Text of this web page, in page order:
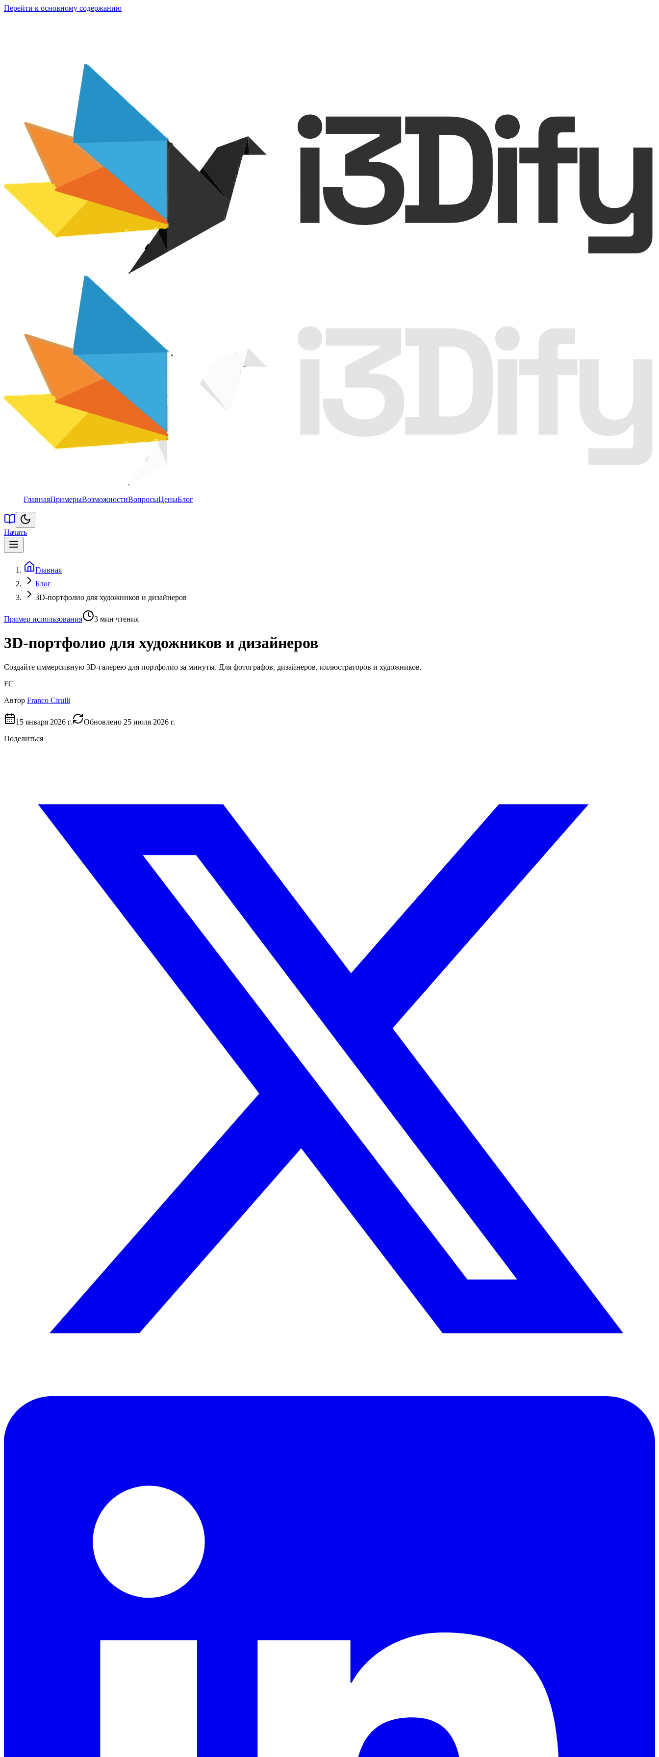
Перейти к основному содержанию
ГлавнаяПримерыВозможностиВопросыЦеныБлог
Начать
Главная
Блог
3D-портфолио для художников и дизайнеров
Пример использования 3 мин чтения
3D-портфолио для художников и дизайнеров
Создайте иммерсивную 3D-галерею для портфолио за минуты. Для фотографов, дизайнеров, иллюстраторов и художников.
FC
Автор Franco Cirulli
15 января 2026 г. Обновлено 25 июля 2026 г.
Поделиться